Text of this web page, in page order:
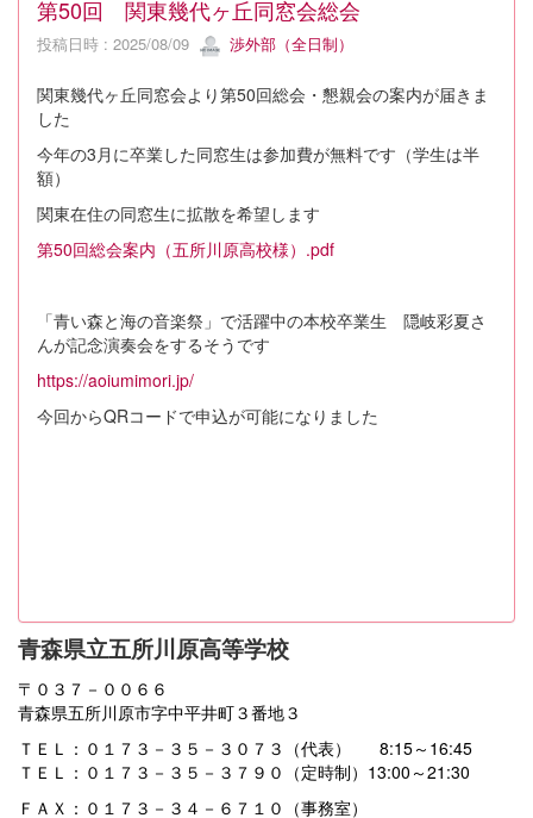
第50回 関東幾代ヶ丘同窓会総会
投稿日時 : 2025/08/09 渉外部（全日制）
関東幾代ヶ丘同窓会より第50回総会・懇親会の案内が届きま
した
今年の3月に卒業した同窓生は参加費が無料です（学生は半
額）
関東在住の同窓生に拡散を希望します
第50回総会案内（五所川原高校様）.pdf
「青い森と海の音楽祭」で活躍中の本校卒業生 隠岐彩夏さ
んが記念演奏会をするそうです
https://aoiumimori.jp/
今回からQRコードで申込が可能になりました
青森県立五所川原高等学校
〒０３７－００６６
青森県五所川原市字中平井町３番地３
ＴＥＬ：０１７３－３５－３０７３（代表） 8:15～16:45
ＴＥＬ：０１７３－３５－３７９０（定時制）13:00～21:30
ＦＡＸ：０１７３－３４－６７１０（事務室）